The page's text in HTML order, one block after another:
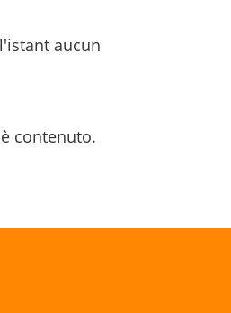
aucun
contenuto.